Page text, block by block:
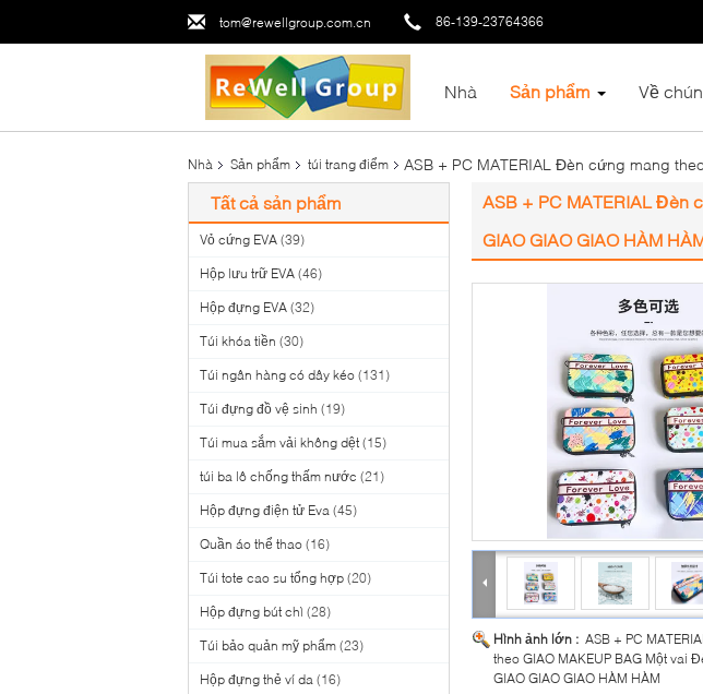
tom@rewellgroup.com.cn 86-139-23764366
Nhà Sản phẩm Về
Nhà Sản phẩm túi trang điểm ASB + PC MATERIAL Đèn cứng mang
Tất cả sản phẩm
Vỏ cứng EVA (39)
Hộp lưu trữ EVA (46)
Hộp đựng EVA (32)
Túi khóa tiền (30)
Túi ngân hàng có dây kéo (131)
Túi đựng đồ vệ sinh (19)
Túi mua sắm vải không dệt (15)
túi ba lô chống thấm nước (21)
Hộp đựng điện tử Eva (45)
Quần áo thể thao (16)
Túi tote cao su tổng hợp (20)
Hộp đựng bút chì (28)
Túi bảo quản mỹ phẩm (23)
Hộp đựng thẻ ví da (16)
ASB + PC MATERIAL Đèn
GIAO GIAO GIAO HÀM
Hình ảnh lớn : ASB + PC
theo GIAO MAKEUP BAG Một vai
GIAO GIAO GIAO HÀM HÀM